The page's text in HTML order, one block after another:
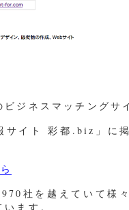
ジネスマッチングサ
サイト 彩都.biz」に
社を越えていて様
ます。